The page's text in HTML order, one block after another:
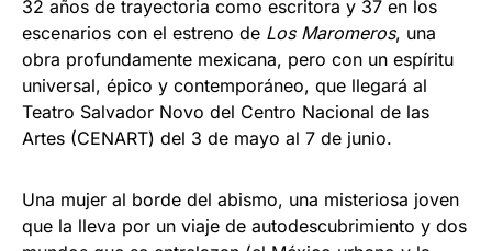
32 años de trayectoria como escritora y 37 en los
escenarios con el estreno de Los Maromeros, una
obra profundamente mexicana, pero con un espíritu
universal, épico y contemporáneo, que llegará al
Teatro Salvador Novo del Centro Nacional de las
Artes (CENART) del 3 de mayo al 7 de junio.
Una mujer al borde del abismo, una misteriosa joven
que la lleva por un viaje de autodescubrimiento y dos